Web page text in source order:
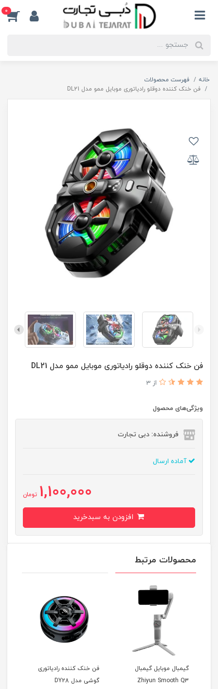
0
خانه
فهرست محصولات
فن خنک کننده دوقلو رادیاتوری موبایل ممو مدل DL21
فن خنک کننده دوقلو رادیاتوری موبایل ممو مدل DL21
از 3
ویژگی‌های محصول
فروشنده: دبی تجارت
آماده ارسال
1,100,000 تومان
محصولات مرتبط
گیمبال موبایل گیمبال
Zhiyun Smooth Q3
فن خنک کننده رادیاتوری
گوشی مدل DY28